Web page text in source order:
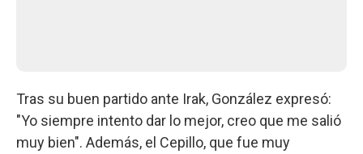
Tras su buen partido ante Irak, González expresó:
"Yo siempre intento dar lo mejor, creo que me salió
muy bien". Además, el Cepillo, que fue muy